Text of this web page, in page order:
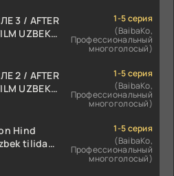
3 / AFTER
UZBEK
FILM
1-5 серия
(BaibaKo,
Профессиональный
многоголосый)
AFTER
UZBEK
FILM
1-5 серия
(BaibaKo,
Профессиональный
многоголосый)
Hind
tilida
1-5 серия
(BaibaKo,
Профессиональный
многоголосый)